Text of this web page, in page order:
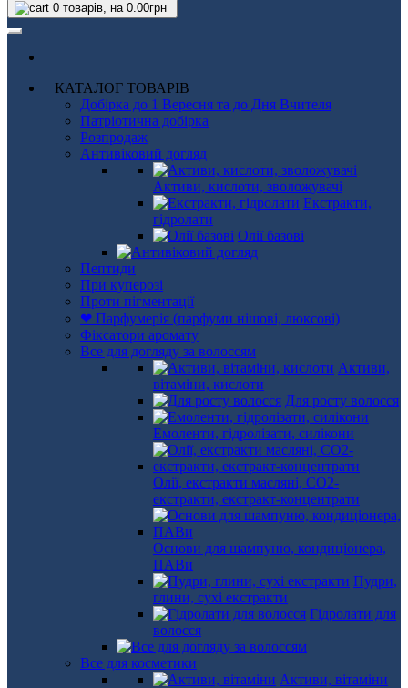
0 товарів, на 0.00грн
КАТАЛОГ ТОВАРІВ
Добірка до 1 Вересня та до Дня Вчителя
Патріотична добірка
Розпродаж
Антивіковий догляд
Активи, кислоти, зволожувачі
Екстракти,
гідролати
Олії базові
Пептиди
При куперозі
Проти пігментації
❤ Парфумерія (парфуми нішові, люксові)
Фіксатори аромату
Все для догляду за волоссям
Активи,
вітаміни, кислоти
Для росту волосся
Емоленти, гідролізати, силікони
Олії, екстракти масляні, СО2-
екстракти, екстракт-концентрати
Основи для шампуню, кондиціонера,
ПАВи
Пудри,
глини, сухі екстракти
Гідролати для
волосся
Все для косметики
Активи, вітаміни